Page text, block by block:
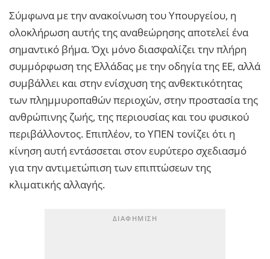
Σύμφωνα με την ανακοίνωση του Υπουργείου, η
ολοκλήρωση αυτής της αναθεώρησης αποτελεί ένα
σημαντικό βήμα. Όχι μόνο διασφαλίζει την πλήρη
συμμόρφωση της Ελλάδας με την οδηγία της ΕΕ, αλλά
συμβάλλει και στην ενίσχυση της ανθεκτικότητας
των πλημμυροπαθών περιοχών, στην προστασία της
ανθρώπινης ζωής, της περιουσίας και του φυσικού
περιβάλλοντος. Επιπλέον, το ΥΠΕΝ τονίζει ότι η
κίνηση αυτή εντάσσεται στον ευρύτερο σχεδιασμό
για την αντιμετώπιση των επιπτώσεων της
κλιματικής αλλαγής.